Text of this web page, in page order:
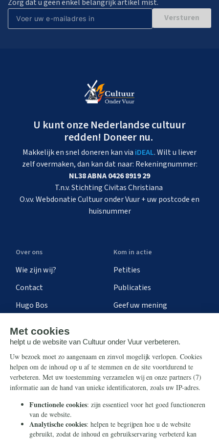
Zorg dat u geen enkel belangrijk artikel mist.
Versturen
U kunt onze Nederlandse cultuur
redden! Doneer nu.
Makkelijk en snel doneren kan via iDEAL. Wilt u liever
zelf overmaken, dan kan dat naar: Rekeningnummer:
NL38 ABNA 0426 8919 29
T.n.v. Stichting Civitas Christiana
O.v.v. Webdonatie Cultuur onder Vuur + uw postcode en
huisnummer
Over ons
Wie zijn wij?
Contact
Hugo Bos
Kom in actie
Petities
Publicaties
Geef uw mening
Steun ons
Nieuwsbrief
Eenmalig
Maandelijks
Periodiek
Info
Contact
Ontvang onze Telegram-
berichten